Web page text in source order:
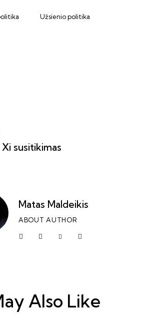
Užsienio politika
susitikimas
Matas Maldeikis
ABOUT AUTHOR
Also Like